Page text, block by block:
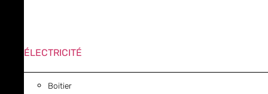
ÉLECTRICITÉ
Boitier